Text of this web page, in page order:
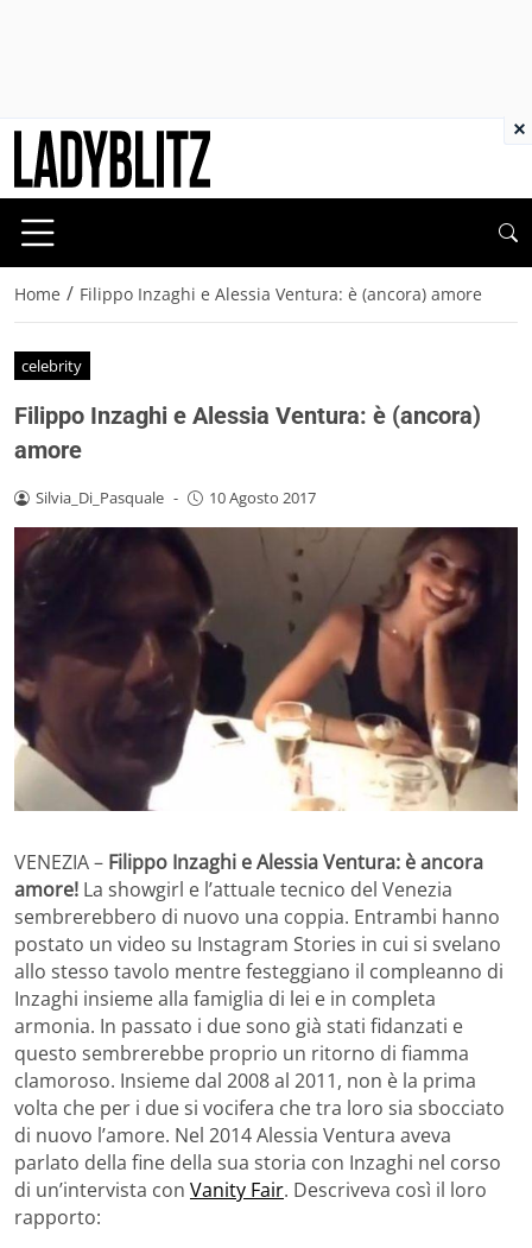
Home / Filippo Inzaghi e Alessia Ventura: è (ancora) amore
celebrity
Filippo Inzaghi e Alessia Ventura: è (ancora)
amore
Silvia_Di_Pasquale - 10 Agosto 2017
VENEZIA – Filippo Inzaghi e Alessia Ventura: è ancora
amore! La showgirl e l’attuale tecnico del Venezia
sembrerebbero di nuovo una coppia. Entrambi hanno
postato un video su Instagram Stories in cui si svelano
allo stesso tavolo mentre festeggiano il compleanno di
Inzaghi insieme alla famiglia di lei e in completa
armonia. In passato i due sono già stati fidanzati e
questo sembrerebbe proprio un ritorno di fiamma
clamoroso. Insieme dal 2008 al 2011, non è la prima
volta che per i due si vocifera che tra loro sia sbocciato
di nuovo l’amore. Nel 2014 Alessia Ventura aveva
parlato della fine della sua storia con Inzaghi nel corso
di un’intervista con Vanity Fair. Descriveva così il loro
rapporto:
×